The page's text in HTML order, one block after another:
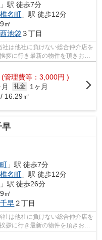
」駅 徒歩7分
椎名町 」駅 徒歩12分
㎡
西池袋３丁目
は他社に負けない総合仲介店を
拶に行き最新の物件を頂きお客
(管理費等：3,000円 )
礼金
1ヶ月
16.29㎡
早
」駅 徒歩7分
椎名町 」駅 徒歩12分
」駅 徒歩26分
㎡
千早２丁目
は他社に負けない総合仲介店を
拶に行き最新の物件を頂きお客